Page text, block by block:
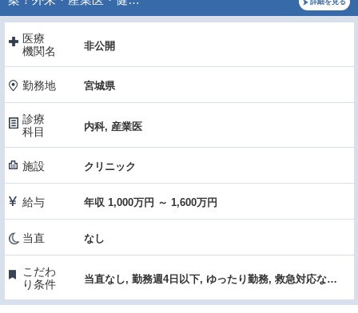
詳細を見る
医療
機関名
非公開
勤務地 宮城県
診療
科目
内科, 産業医
施設 クリニック
給与 年収 1,000万円 ～ 1,600万円
当直 なし
こだわ
り条件
当直なし, 勤務週4日以下, ゆったり勤務, 救急対応なし, クリニック, 医療機器・設備充実, 転科OK・未経験歓迎, 産業医